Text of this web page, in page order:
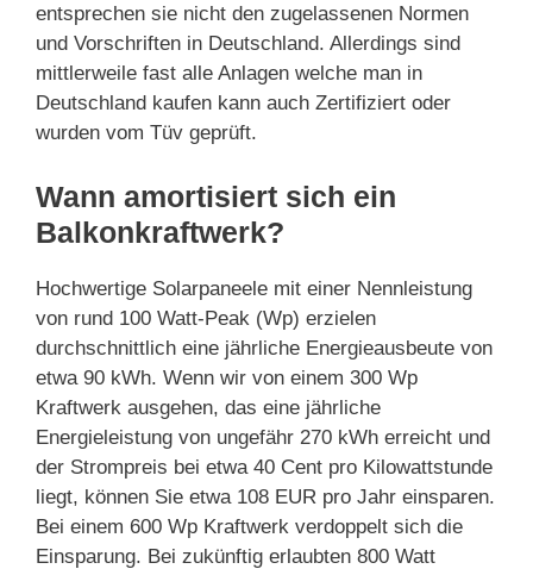
entsprechen sie nicht den zugelassenen Normen
und Vorschriften in Deutschland. Allerdings sind
mittlerweile fast alle Anlagen welche man in
Deutschland kaufen kann auch Zertifiziert oder
wurden vom Tüv geprüft.
Wann amortisiert sich ein
Balkonkraftwerk?
Hochwertige Solarpaneele mit einer Nennleistung
von rund 100 Watt-Peak (Wp) erzielen
durchschnittlich eine jährliche Energieausbeute von
etwa 90 kWh. Wenn wir von einem 300 Wp
Kraftwerk ausgehen, das eine jährliche
Energieleistung von ungefähr 270 kWh erreicht und
der Strompreis bei etwa 40 Cent pro Kilowattstunde
liegt, können Sie etwa 108 EUR pro Jahr einsparen.
Bei einem 600 Wp Kraftwerk verdoppelt sich die
Einsparung. Bei zukünftig erlaubten 800 Watt